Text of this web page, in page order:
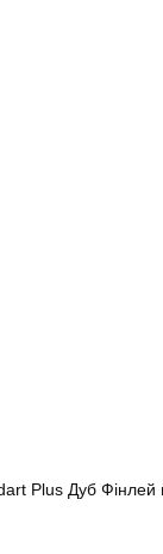
Plus Дуб Фінлей